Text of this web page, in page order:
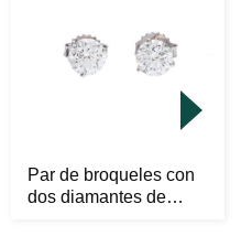
Par de broqueles con
dos diamantes de